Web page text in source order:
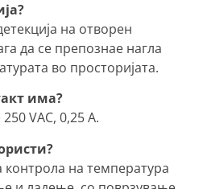
на отворен
да се препознае нагла
во просторијата.
има?
VAC, 0,25 A.
контрола на температура